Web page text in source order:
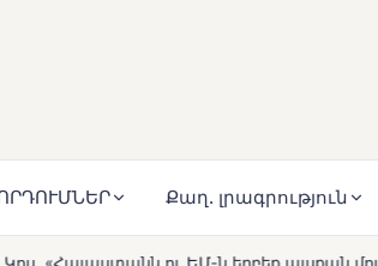
Քաղ. լրագրություն
HOT